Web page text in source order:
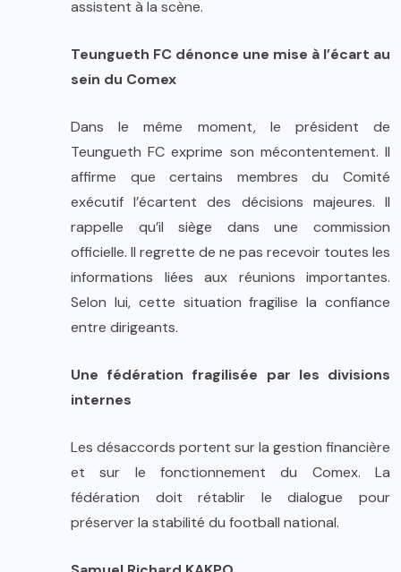
assistent à la scène.
Teungueth FC dénonce une mise à l’écart au
sein du Comex
Dans le même moment, le président de
Teungueth FC exprime son mécontentement. Il
affirme que certains membres du Comité
exécutif l’écartent des décisions majeures. Il
rappelle qu’il siège dans une commission
officielle. Il regrette de ne pas recevoir toutes les
informations liées aux réunions importantes.
Selon lui, cette situation fragilise la confiance
entre dirigeants.
Une fédération fragilisée par les divisions
internes
Les désaccords portent sur la gestion financière
et sur le fonctionnement du Comex. La
fédération doit rétablir le dialogue pour
préserver la stabilité du football national.